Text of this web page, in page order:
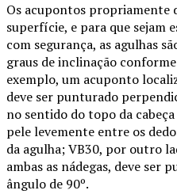
Os acupontos propriamente
superfície, e para que sejam
com segurança, as agulhas
graus de inclinação
exemplo, um acuponto
deve ser punturado
no sentido do topo da
pele levemente entre os
da agulha; VB30, por outro
ambas as nádegas, deve
ângulo de 90º.